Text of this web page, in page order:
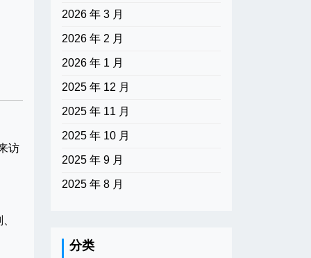
访
2026 年 3 月
2026 年 2 月
2026 年 1 月
2025 年 12 月
2025 年 11 月
2025 年 10 月
2025 年 9 月
2025 年 8 月
分类